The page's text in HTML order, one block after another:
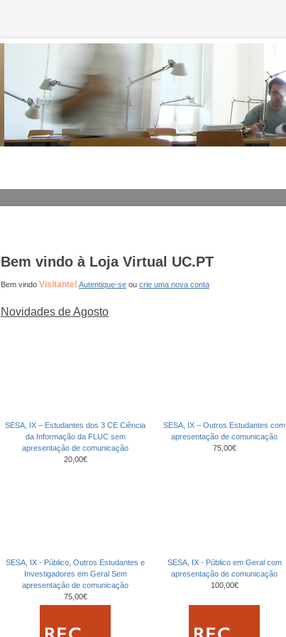
Bem vindo à Loja Virtual UC.PT
Bem vindo Visitante! Autentique-se ou crie uma nova conta
Novidades de Agosto
SESA, IX – Estudantes dos 3 CE Ciência
da Informação da FLUC sem
apresentação de comunicação
20,00€
SESA, IX – Outros Estudantes com
apresentação de comunicação
75,00€
SESA, IX - Público, Outros Estudantes e
Investigadores em Geral Sem
apresentação de comunicação
75,00€
SESA, IX - Público em Geral com
apresentação de comunicação
100,00€